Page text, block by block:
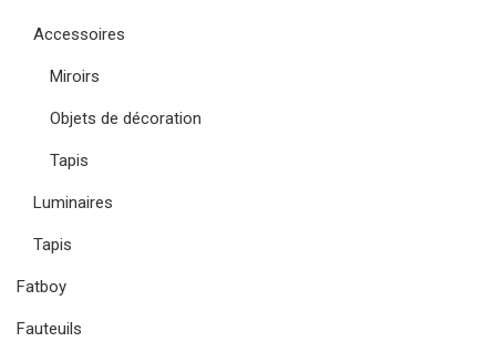
Accessoires
Miroirs
Objets de décoration
Tapis
Luminaires
Tapis
Fatboy
Fauteuils